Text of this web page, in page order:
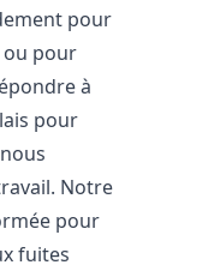
pour
ou pour
à
pour
Notre
pour
fuites